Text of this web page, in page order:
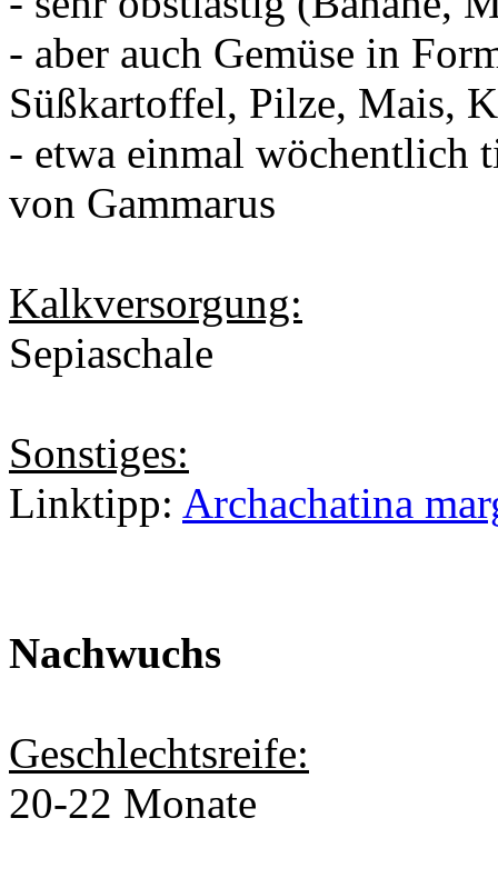
- aber auch Gemüse in
Süßkartoffel, Pilze, Mais,
- etwa einmal wöchentlich
von Gammarus
Kalkversorgung:
Sepiaschale
Sonstiges:
Linktipp: Archachatina
Nachwuchs
Geschlechtsreife:
20-22 Monate